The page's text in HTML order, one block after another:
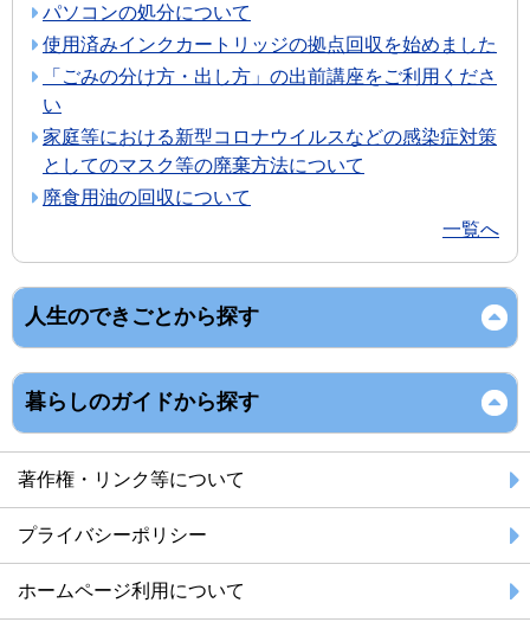
パソコンの処分について
使用済みインクカートリッジの拠点回収を始めました
「ごみの分け方・出し方」の出前講座をご利用くださ
い
家庭等における新型コロナウイルスなどの感染症対策
としてのマスク等の廃棄方法について
廃食用油の回収について
一覧へ
人生のできごとから探す
暮らしのガイドから探す
著作権・リンク等について
プライバシーポリシー
ホームページ利用について